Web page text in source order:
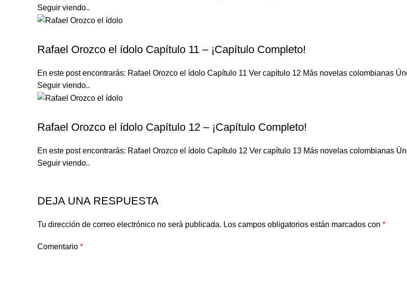
Seguir viendo..
Rafael Orozco el ídolo Capítulo 11 – ¡Capítulo Completo!
En este post encontrarás: Rafael Orozco el ídolo Capítulo 11 Ver capítulo 12 Más novelas colombianas
Seguir viendo..
Rafael Orozco el ídolo Capítulo 12 – ¡Capítulo Completo!
En este post encontrarás: Rafael Orozco el ídolo Capítulo 12 Ver capítulo 13 Más novelas colombianas
Seguir viendo..
DEJA UNA RESPUESTA
Tu dirección de correo electrónico no será publicada. Los campos obligatorios están marcados con *
Comentario *